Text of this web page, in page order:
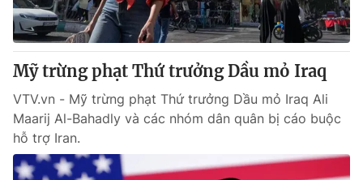
VTV4 Vươn mình bằng AI
VTV9
Liên hệ tòa soạn
Mỹ trừng phạt Thứ trưởng Dầu mỏ Iraq
VTV.vn - Mỹ trừng phạt Thứ trưởng Dầu mỏ Iraq Ali
Maarij Al-Bahadly và các nhóm dân quân bị cáo buộc
hỗ trợ Iran.